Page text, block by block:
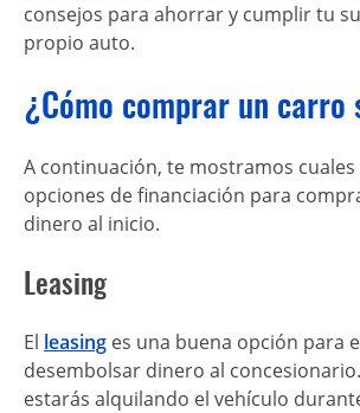
consejos para ahorrar y cumplir tu
propio auto.
¿Cómo comprar un carro
A continuación, te mostramos cuales
opciones de financiación para
dinero al inicio.
Leasing
El leasing es una buena opción para
desembolsar dinero al
estarás alquilando el vehículo